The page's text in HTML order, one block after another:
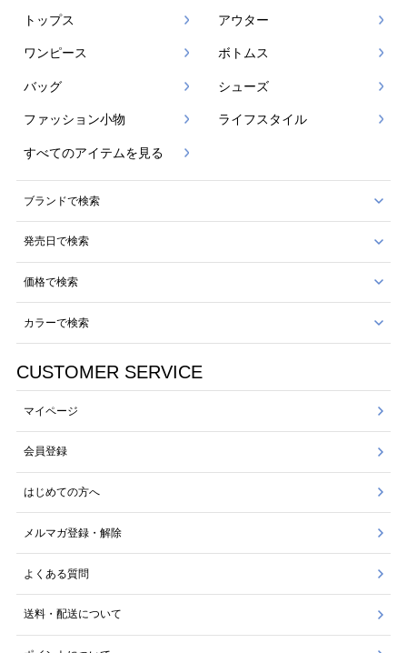
トップス アウター
ワンピース ボトムス
バッグ シューズ
ファッション小物 ライフスタイル
すべてのアイテムを見る
ブランドで検索
発売日で検索
価格で検索
カラーで検索
CUSTOMER SERVICE
マイページ
会員登録
はじめての方へ
メルマガ登録・解除
よくある質問
送料・配送について